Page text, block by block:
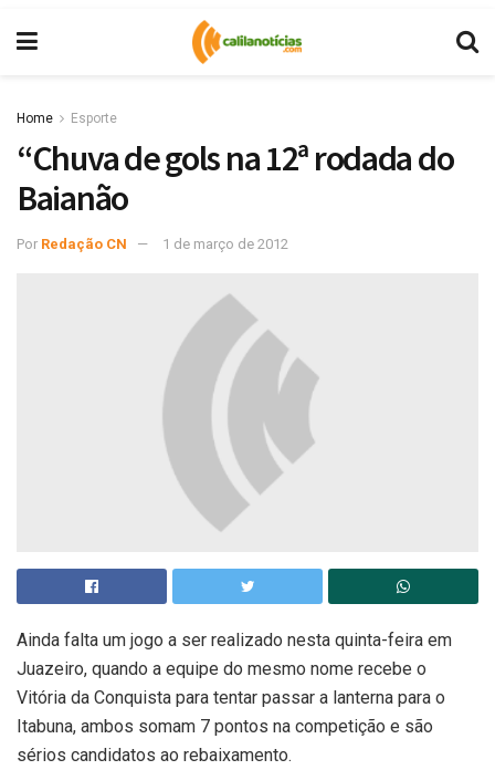
Home Esporte
“Chuva de gols na 12ª rodada do
Baianão
Por Redação CN 1 de março de 2012
Ainda falta um jogo a ser realizado nesta quinta-feira em
Juazeiro, quando a equipe do mesmo nome recebe o
Vitória da Conquista para tentar passar a lanterna para o
Itabuna, ambos somam 7 pontos na competição e são
sérios candidatos ao rebaixamento.